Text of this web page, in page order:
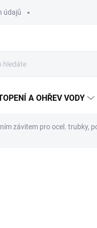
údajů
A OHŘEV VODY
závitem pro ocel. trubky,